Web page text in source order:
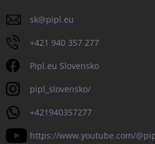
sk@pipl.eu
+421 940 357 277
Pipl.eu Slovensko
pipl_slovensko/
+421940357277
https://www.youtube.com/